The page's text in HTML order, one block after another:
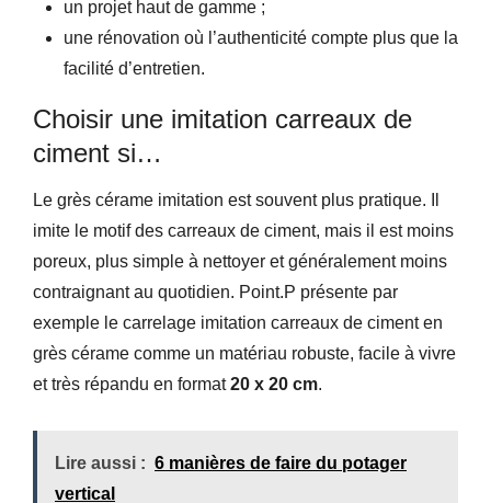
un projet haut de gamme ;
une rénovation où l’authenticité compte plus que la
facilité d’entretien.
Choisir une imitation carreaux de
ciment si…
Le grès cérame imitation est souvent plus pratique. Il
imite le motif des carreaux de ciment, mais il est moins
poreux, plus simple à nettoyer et généralement moins
contraignant au quotidien. Point.P présente par
exemple le carrelage imitation carreaux de ciment en
grès cérame comme un matériau robuste, facile à vivre
et très répandu en format20 x 20 cm.
Lire aussi : 6 manières de faire du potager
vertical